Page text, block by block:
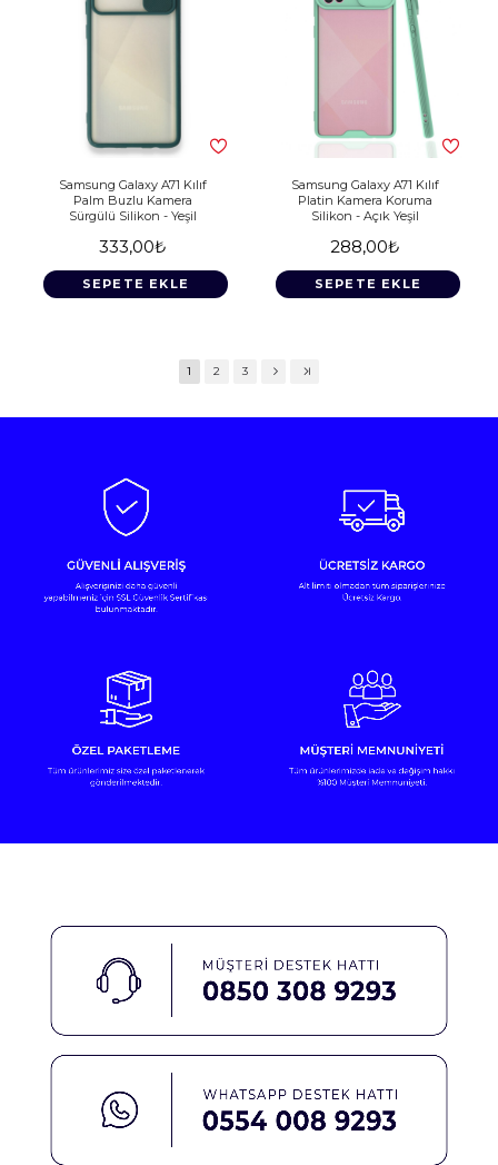
Samsung Galaxy A71 Kılıf
Palm Buzlu Kamera
Sürgülü Silikon - Yeşil
333,00₺
SEPETE EKLE
Samsung Galaxy A71 Kılıf
Platin Kamera Koruma
Silikon - Açık Yeşil
288,00₺
SEPETE EKLE
1 2 3